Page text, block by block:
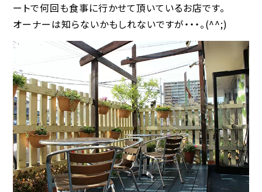
ートで何回も食事に行かせて頂いているお店です。
オーナーは知らないかもしれないですが・・・。(^^;)